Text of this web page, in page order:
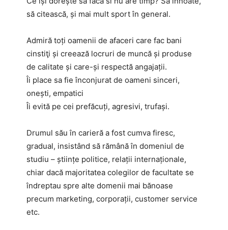
să citească, şi mai mult sport în general.
Admiră toți oamenii de afaceri care fac bani
cinstiţi și creează locruri de muncă și produse
de calitate și care-și respectă angajații.
Îi place sa fie înconjurat de oameni sinceri,
onești, empatici
Îi evită pe cei prefăcuți, agresivi, trufași.
Drumul său în carieră a fost cumva firesc,
gradual, insistând să rămână în domeniul de
studiu – științe politice, relații internaționale,
chiar dacă majoritatea colegilor de facultate se
îndreptau spre alte domenii mai bănoase
precum marketing, corporații, customer service
etc.